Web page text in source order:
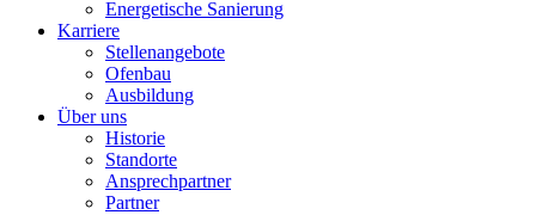
Energetische Sanierung
Karriere
Stellenangebote
Ofenbau
Ausbildung
Über uns
Historie
Standorte
Ansprechpartner
Partner